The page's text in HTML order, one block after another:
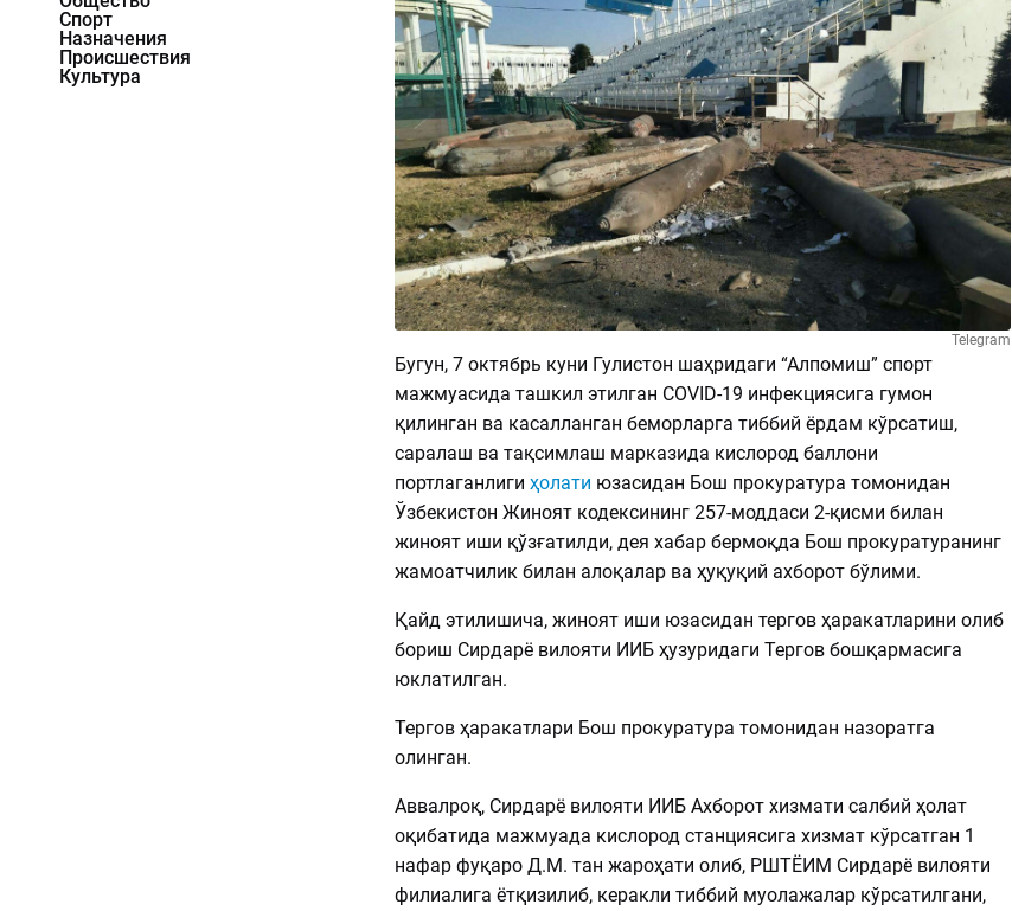
Спорт
Назначения
Происшествия
Культура
Telegram
Бугун, 7 октябрь куни Гулистон шаҳридаги “Алпомиш” спорт
мажмуасида ташкил этилган COVID-19 инфекциясига гумон
қилинган ва касалланган беморларга тиббий ёрдам кўрсатиш,
саралаш ва тақсимлаш марказида кислород баллони
портлаганлиги ҳолати юзасидан Бош прокуратура томонидан
Ўзбекистон Жиноят кодексининг 257-моддаси 2-қисми билан
жиноят иши қўзғатилди, дея хабар бермоқда Бош прокуратуранинг
жамоатчилик билан алоқалар ва ҳуқуқий ахборот бўлими.
Қайд этилишича, жиноят иши юзасидан тергов ҳаракатларини олиб
бориш Сирдарё вилояти ИИБ ҳузуридаги Тергов бошқармасига
юклатилган.
Тергов ҳаракатлари Бош прокуратура томонидан назоратга
олинган.
Аввалроқ, Сирдарё вилояти ИИБ Ахборот хизмати салбий ҳолат
оқибатида мажмуада кислород станциясига хизмат кўрсатган 1
нафар фуқаро Д.М. тан жароҳати олиб, РШТЁИМ Сирдарё вилояти
филиалига ётқизилиб, керакли тиббий муолажалар кўрсатилгани,